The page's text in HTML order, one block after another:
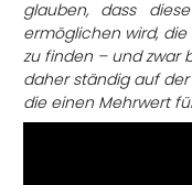
glauben, dass
ermöglichen wird,
zu finden – und zwar
daher ständig auf
die einen Mehrwert